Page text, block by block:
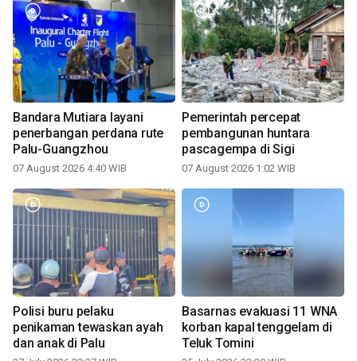
Bandara Mutiara layani
penerbangan perdana rute
Palu-Guangzhou
07 August 2026 4:40 WIB
Pemerintah percepat
pembangunan huntara
pascagempa di Sigi
07 August 2026 1:02 WIB
Polisi buru pelaku
penikaman tewaskan ayah
dan anak di Palu
Basarnas evakuasi 11 WNA
korban kapal tenggelam di
Teluk Tomini